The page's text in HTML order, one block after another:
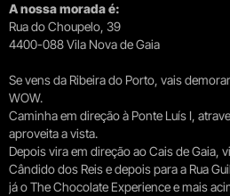
A nossa morada é:
Rua do Choupelo, 39
4400-088 Vila Nova de Gaia
Se vens da Ribeira do Porto, vais
WOW.
Caminha em direção à Ponte Luís I,
aproveita a vista.
Depois vira em direção ao Cais de Gaia,
Cândido dos Reis e depois para a Rua
já o The Chocolate Experience e mais